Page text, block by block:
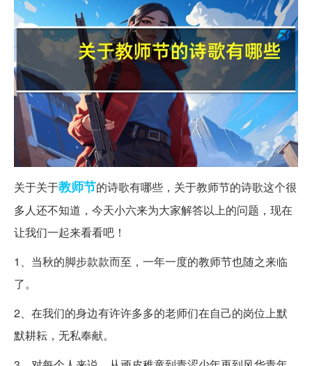
关于关于教师节的诗歌有哪些，关于教师节的诗歌这个很
多人还不知道，今天小六来为大家解答以上的问题，现在
让我们一起来看看吧！
1、当秋的脚步款款而至，一年一度的教师节也随之来临
了。
2、在我们的身边有许许多多的老师们在自己的岗位上默
默耕耘，无私奉献。